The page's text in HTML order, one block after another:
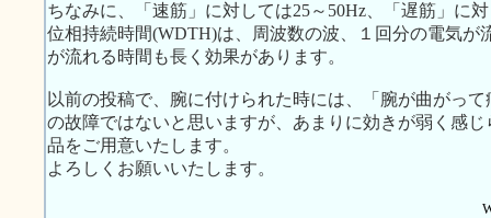
ちなみに、「速筋」に対しては25～50Hz、「遅筋」に
位相持続時間(WDTH)は、周波数の波、１回分の電気が
が流れる時間も長く効果があります。
以前の投稿で、腕に付けられた時には、「腕が曲がっ
の故障ではないと思いますが、あまりに効きが弱く感
品をご用意いたします。
よろしくお願いいたします。